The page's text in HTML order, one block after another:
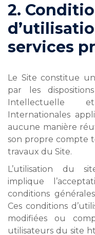
2.
services
Le Site constitue
par les
Intellectuelle
Internationales
aucune manière
son propre compte
travaux du Site.
L’utilisation du
implique
conditions
Ces conditions
modifiées ou
utilisateurs du site